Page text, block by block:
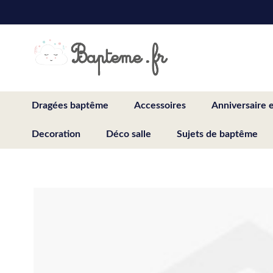
to
Dragées baptême Accessoires Anniversaire
Decoration Déco salle Sujets de baptême